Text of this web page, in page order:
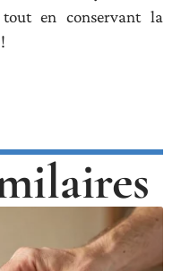
en conservant la